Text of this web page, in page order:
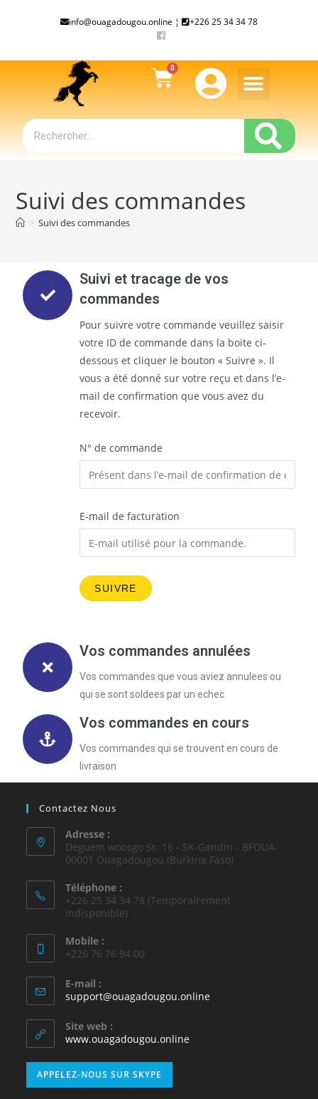
info@ouagadougou.online ¦ +226 25 34 34 78
Suivi des commandes
> Suivi des commandes
Suivi et tracage de vos
commandes
Pour suivre votre commande veuillez saisir
votre ID de commande dans la boite ci-
dessous et cliquer le bouton « Suivre ». Il
vous a été donné sur votre reçu et dans l’e-
mail de confirmation que vous avez du
recevoir.
N° de commande
E-mail de facturation
SUIVRE
Vos commandes annulées
Vos commandes que vous aviez annulees ou
qui se sont soldees par un echec
Vos commandes en cours
Vos commandes qui se trouvent en cours de
livraison
Contactez Nous
Adresse :
Deguem woosgo Sr. 16 - SK-Gandin - BFOUA-
00001 Ouagadougou (Burkina Faso)
Téléphone :
+226 25 34 34 78 (Temporairement
indisponible)
Mobile :
+226 76 76 94 00
E-mail :
support@ouagadougou.online
Site web :
www.ouagadougou.online
APPELEZ-NOUS SUR SKYPE